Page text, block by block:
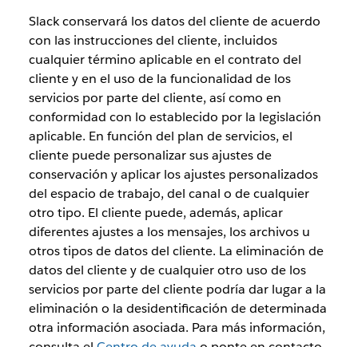
Slack conservará los datos del cliente de acuerdo
con las instrucciones del cliente, incluidos
cualquier término aplicable en el contrato del
cliente y en el uso de la funcionalidad de los
servicios por parte del cliente, así como en
conformidad con lo establecido por la legislación
aplicable. En función del plan de servicios, el
cliente puede personalizar sus ajustes de
conservación y aplicar los ajustes personalizados
del espacio de trabajo, del canal o de cualquier
otro tipo. El cliente puede, además, aplicar
diferentes ajustes a los mensajes, los archivos u
otros tipos de datos del cliente. La eliminación de
datos del cliente y de cualquier otro uso de los
servicios por parte del cliente podría dar lugar a la
eliminación o la desidentificación de determinada
otra información asociada. Para más información,